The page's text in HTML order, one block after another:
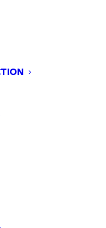
atteindre
patrouilles dans
rapides, la
ou le maintien